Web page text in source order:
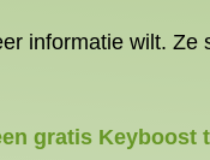
informatie wilt. Ze
gratis Keyboost